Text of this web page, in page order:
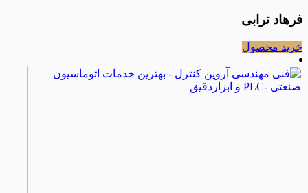
فرهاد ترابی
خرید محصول